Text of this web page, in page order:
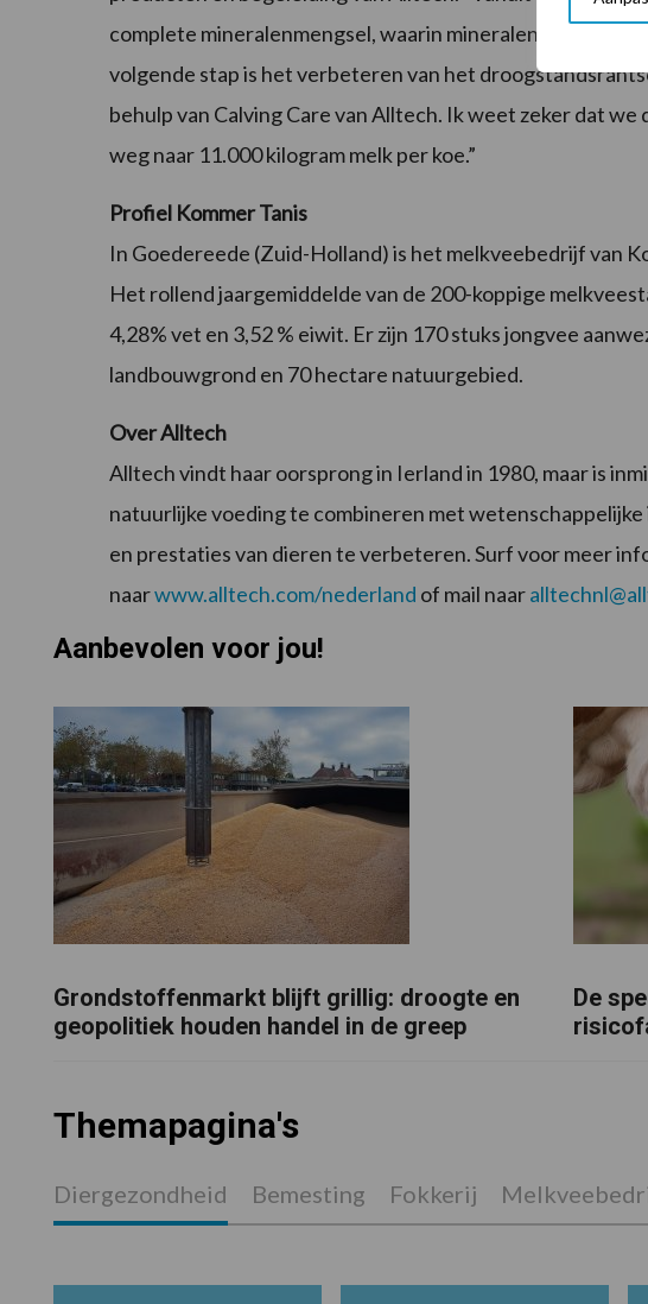
complete mineralenmengsel, waarin mineralen,
volgende stap is het verbeteren van het
behulp van Calving Care van Alltech. Ik weet zeker dat
weg naar 11.000 kilogram melk per koe.”
Profiel Kommer Tanis
In Goedereede (Zuid-Holland) is het melkveebedrijf van
Het rollend jaargemiddelde van de 200-koppige
4,28% vet en 3,52 % eiwit. Er zijn 170 stuks jongvee
landbouwgrond en 70 hectare natuurgebied.
Over Alltech
Alltech vindt haar oorsprong in Ierland in 1980, maar is
natuurlijke voeding te combineren met
en prestaties van dieren te verbeteren. Surf voor meer
naarwww.alltech.com/nederland of mail naar
Aanbevolen voor jou!
Grondstoffenmarkt blijft grillig: droogte en
geopolitiek houden handel in de greep
De
Themapagina's
Diergezondheid Bemesting Fokkerij